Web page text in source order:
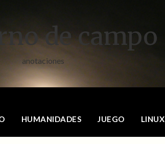
de campo
anotaciones
HUMANIDADES JUEGO LINUX